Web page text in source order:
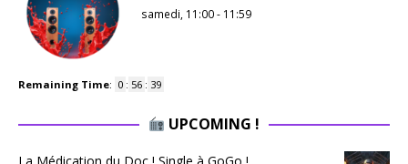
samedi, 11:00- 11:59
Remaining Time: 0 : 56 : 39
UPCOMING !